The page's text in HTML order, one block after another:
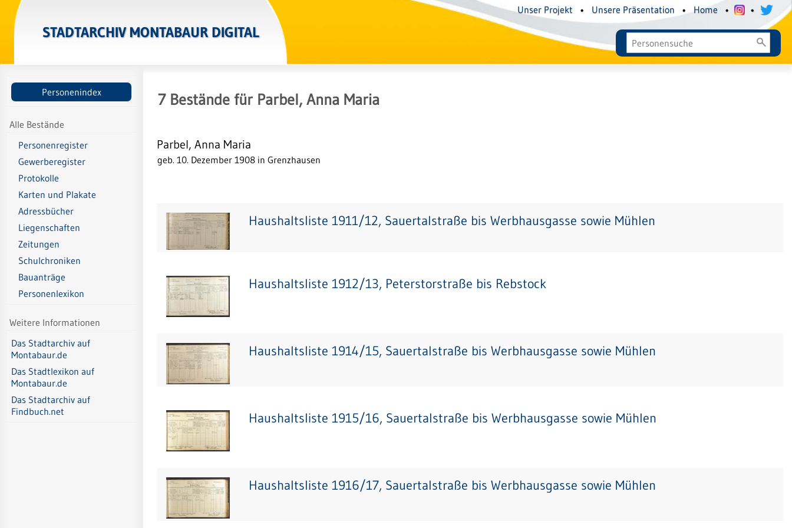
STADTARCHIV MONTABAUR DIGITAL
Unser Projekt • Unsere Präsentation • Home • •
Personenindex
Alle Bestände
Personenregister
Gewerberegister
Protokolle
Karten und Plakate
Adressbücher
Liegenschaften
Zeitungen
Schulchroniken
Bauanträge
Personenlexikon
Weitere Informationen
Das Stadtarchiv auf
Montabaur.de
Das Stadtlexikon auf
Montabaur.de
Das Stadtarchiv auf
Findbuch.net
7Bestände für Parbel, Anna Maria
Parbel, Anna Maria
geb. 10. Dezember 1908 in Grenzhausen
Haushaltsliste 1911/12, Sauertalstraße bis Werbhausgasse sowie Mühlen
Haushaltsliste 1912/13, Peterstorstraße bis Rebstock
Haushaltsliste 1914/15, Sauertalstraße bis Werbhausgasse sowie Mühlen
Haushaltsliste 1915/16, Sauertalstraße bis Werbhausgasse sowie Mühlen
Haushaltsliste 1916/17, Sauertalstraße bis Werbhausgasse sowie Mühlen